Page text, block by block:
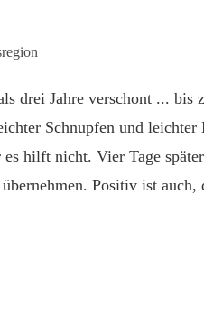
drei Jahre verschont ... bis
Schnupfen und
hilft nicht. Vier Tage
Positiv ist